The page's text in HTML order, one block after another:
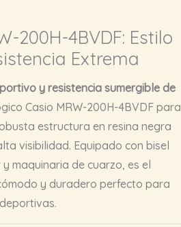
200H-4BVDF: Estilo
Extrema
y resistencia sumergible de
Casio MRW-200H-4BVDF para
estructura en resina negra
visibilidad. Equipado con bisel
maquinaria de cuarzo, es el
y duradero perfecto para